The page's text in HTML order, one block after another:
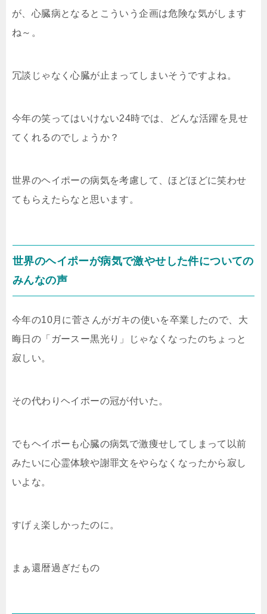
が、心臓病となるとこういう企画は危険な気がします
ね～。
冗談じゃなく心臓が止まってしまいそうですよね。
今年の笑ってはいけない24時では、どんな活躍を見せ
てくれるのでしょうか？
世界のヘイポーの病気を考慮して、ほどほどに笑わせ
てもらえたらなと思います。
世界のヘイポーが病気で激やせした件についての
みんなの声
今年の10月に菅さんがガキの使いを卒業したので、大
晦日の「ガースー黒光り」じゃなくなったのちょっと
寂しい。
その代わりヘイポーの冠が付いた。
でもヘイポーも心臓の病気で激痩せしてしまって以前
みたいに心霊体験や謝罪文をやらなくなったから寂し
いよな。
すげぇ楽しかったのに。
まぁ還暦過ぎだもの